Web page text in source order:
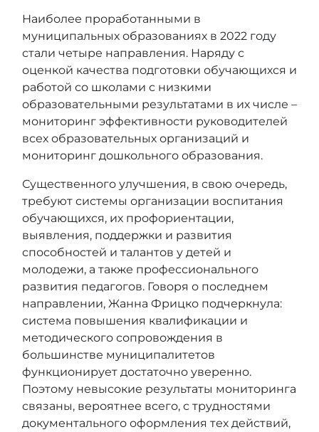
Наиболее проработанными в
муниципальных образованиях в 2022 году
стали четыре направления. Наряду с
оценкой качества подготовки обучающихся и
работой со школами с низкими
образовательными результатами в их числе –
мониторинг эффективности руководителей
всех образовательных организаций и
мониторинг дошкольного образования.
Существенного улучшения, в свою очередь,
требуют системы организации воспитания
обучающихся, их профориентации,
выявления, поддержки и развития
способностей и талантов у детей и
молодежи, а также профессионального
развития педагогов. Говоря о последнем
направлении, Жанна Фрицко подчеркнула:
система повышения квалификации и
методического сопровождения в
большинстве муниципалитетов
функционирует достаточно уверенно.
Поэтому невысокие результаты мониторинга
связаны, вероятнее всего, с трудностями
документального оформления тех действий,